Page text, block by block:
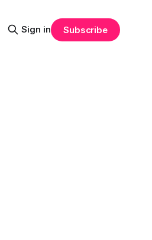
Sign in Subscribe